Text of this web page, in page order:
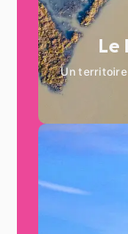
Le
Un territoire